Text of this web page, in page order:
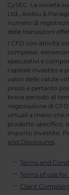
CySEC. La società
Ltd., Aiolou &
numero di
delle transazioni
I CFD con attività
complessi,
speculativi e
capitale investito e
valori delle valute
prezzi e pertanto
breve periodo di
negoziazione di
virtuali a meno che
prodotto specifico;
importo investito.
and Disclosures
Terms and
Terms of use
Client